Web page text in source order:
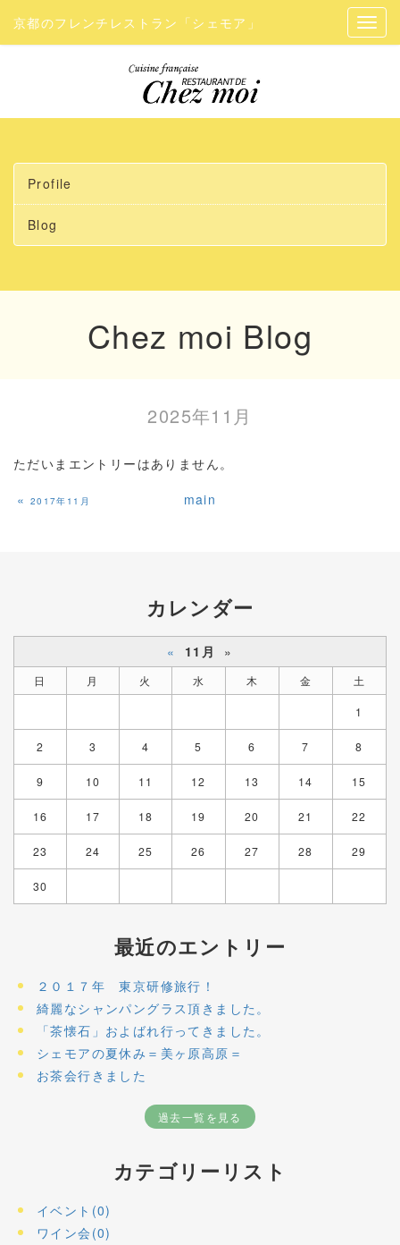
京都のフレンチレストラン「シェモア」
Profile
Blog
Chez moi Blog
2025年11月
ただいまエントリーはありません。
« 2017年11月 main
カレンダー
« 11月 »
日 月 火 水 木 金 土
1
2 3 4 5 6 7 8
9 10 11 12 13 14 15
16 17 18 19 20 21 22
23 24 25 26 27 28 29
30
最近のエントリー
２０１７年 東京研修旅行！
綺麗なシャンパングラス頂きました。
「茶懐石」およばれ行ってきました。
シェモアの夏休み＝美ヶ原高原＝
お茶会行きました
過去一覧を見る
カテゴリーリスト
イベント(0)
ワイン会(0)